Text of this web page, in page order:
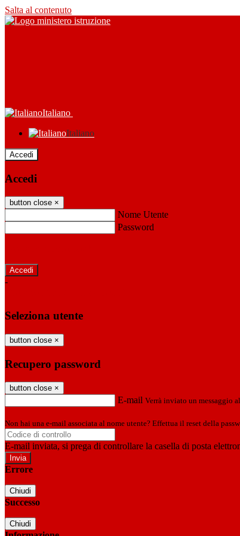
Salta al contenuto
Italiano
Italiano
Accedi
Accedi
button close ×
Nome Utente
Password
-
Seleziona utente
button close ×
Recupero password
button close ×
E-mail Verrà inviato un messaggio
Non hai una e-mail associata al nome utente? Effettua il reset della
E-mail inviata, si prega di controllare la casella di posta
Errore
Chiudi
Successo
Chiudi